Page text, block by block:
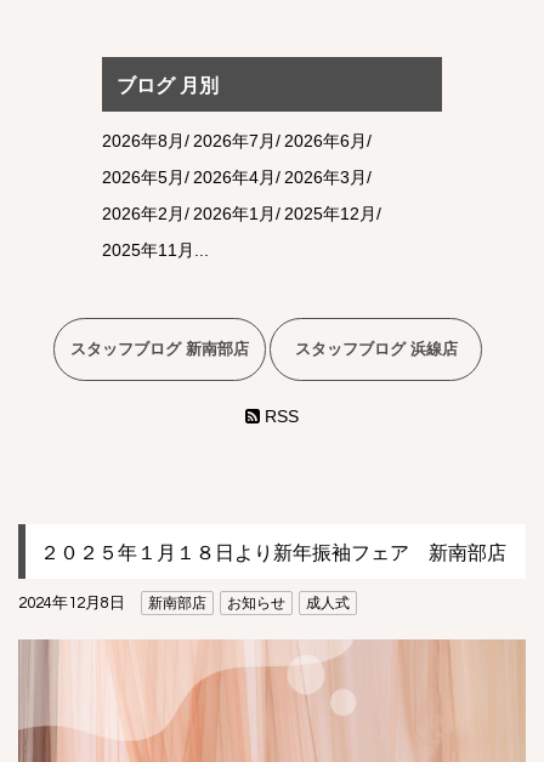
２０２５年１月１８日より新年振袖フェア 新南部店
2024年12月8日 新南部店 お知らせ 成人式
ブログ 月別
2026年8月 2026年7月
2026年6月
2026年5月
2026年4月
2026年3月
2026年2月
2026年1月
2025年12月
2025年11月
スタッフブログ 新南部店 スタッフブログ 浜線店
RSS